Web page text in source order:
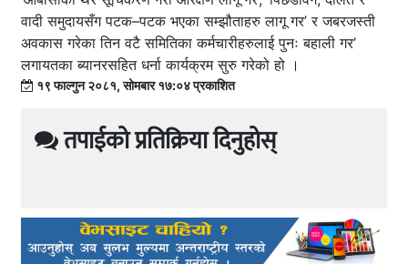
वादी समुदायसँग पटक–पटक भएका सम्झौताहरु लागू गर’ र जबरजस्ती
अवकास गरेका तिन वटै समितिका कर्मचारीहरुलाई पुनः बहाली गर’
लगायतका ब्यानरसहित धर्ना कार्यक्रम सुरु गरेको हो ।
१९ फाल्गुन २०८१, सोमबार १७:०४ प्रकाशित
तपाईको प्रतिक्रिया दिनुहोस्